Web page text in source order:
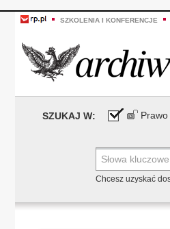
SZKOLENIA I KONFERENCJE
SZUKAJ W: Prawo
Chcesz uzyskać